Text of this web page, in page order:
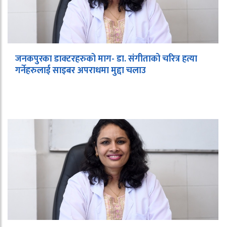
जनकपुरका डाक्टरहरुको माग- डा. संगीताको चरित्र हत्या
गर्नेहरुलाई साइबर अपराधमा मुद्दा चलाउ